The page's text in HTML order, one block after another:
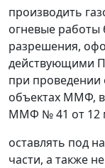
производить
огневые работы
разрешения,
действующими
при проведении
объектах ММФ,
ММФ № 41 от 12
оставлять под
части, а также